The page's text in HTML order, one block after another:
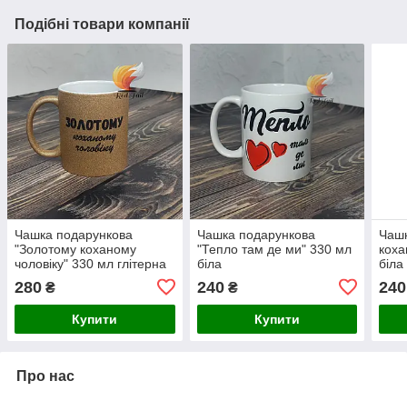
Подібні товари компанії
Чашка подарункова
"Золотому коханому
чоловіку" 330 мл глітерна
280 ₴
Купити
Чашка подарункова
"Тепло там де ми" 330 мл
біла
240₴
Купити
біла
240
Про нас